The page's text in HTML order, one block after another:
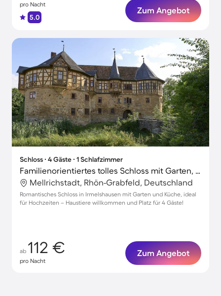
pro Nacht
5.0
Zum Angebot
Schloss ∙ 4 Gäste ∙ 1 Schlafzimmer
Familienorientiertes tolles Schloss mit Garten, Grill und Terrasse | Gartenblick | Perfekt für die Arbeit von Zuhause | Hunde erlaubt
Mellrichstadt, Rhön-Grabfeld, Deutschland
Romantisches Schloss in Irmelshausen mit Garten und Küche, ideal
für Hochzeiten – Haustiere willkommen und Platz für 4 Gäste!
ab 112 €
pro Nacht
Zum Angebot